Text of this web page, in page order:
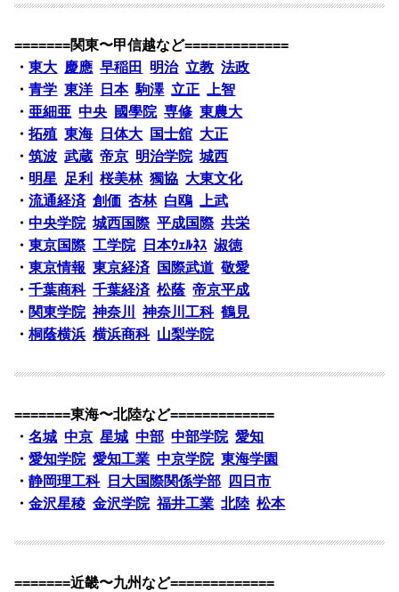
=======関東〜甲信越など=============
・東大 慶應 早稲田 明治 立教 法政
・青学 東洋 日本 駒澤 立正 上智
・亜細亜 中央 國學院 専修 東農大
・拓殖 東海 日体大 国士舘 大正
・筑波 武蔵 帝京 明治学院 城西
・ 明星 足利 桜美林 獨協 大東文化
・流通経済 創価 杏林 白鴎 上武
・中央学院 城西国際 平成国際 共栄
・東京国際 工学院 日本ｳｪﾙﾈｽ 淑徳
・東京情報 東京経済 国際武道 敬愛
・千葉商科 千葉経済 松蔭 帝京平成
・ 関東学院 神奈川 神奈川工科 鶴見
・桐蔭横浜 横浜商科 山梨学院
=======東海〜北陸など=============
・名城 中京 星城 中部 中部学院 愛知
・愛知学院 愛知工業 中京学院 東海学園
・静岡理工科 日大国際関係学部
四日市
・金沢星稜 金沢学院 福井工業 北陸 松本
=======近畿〜九州など=============